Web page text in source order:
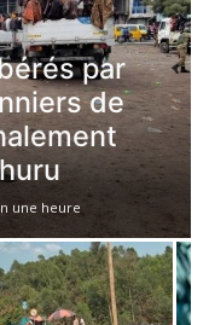
par
de
une heure